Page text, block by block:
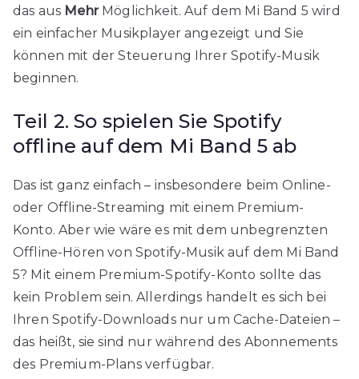
das aus MehrMöglichkeit. Auf dem Mi Band 5 wird
ein einfacher Musikplayer angezeigt und Sie
können mit der Steuerung Ihrer Spotify-Musik
beginnen.
Teil 2. So spielen Sie Spotify
offline auf dem Mi Band 5 ab
Das ist ganz einfach – insbesondere beim Online-
oder Offline-Streaming mit einem Premium-
Konto. Aber wie wäre es mit dem unbegrenzten
Offline-Hören von Spotify-Musik auf dem Mi Band
5? Mit einem Premium-Spotify-Konto sollte das
kein Problem sein. Allerdings handelt es sich bei
Ihren Spotify-Downloads nur um Cache-Dateien –
das heißt, sie sind nur während des Abonnements
des Premium-Plans verfügbar.